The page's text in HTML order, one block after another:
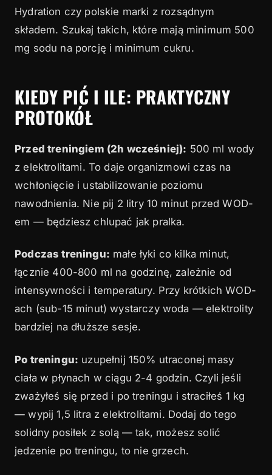
Hydration czy polskie marki z rozsądnym
składem. Szukaj takich, które mają minimum 500
mg sodu na porcję i minimum cukru.
KIEDY PIĆ I ILE: PRAKTYCZNY
PROTOKÓŁ
Przed treningiem (2h wcześniej): 500 ml wody
z elektrolitami. To daje organizmowi czas na
wchłonięcie i ustabilizowanie poziomu
nawodnienia. Nie pij 2 litry 10 minut przed WOD-
em — będziesz chlupać jak pralka.
Podczas treningu: małe łyki co kilka minut,
łącznie 400-800 ml na godzinę, zależnie od
intensywności i temperatury. Przy krótkich WOD-
ach (sub-15 minut) wystarczy woda — elektrolity
bardziej na dłuższe sesje.
Po treningu: uzupełnij 150% utraconej masy
ciała w płynach w ciągu 2-4 godzin. Czyli jeśli
zważyłeś się przed i po treningu i straciłeś 1 kg
— wypij 1,5 litra z elektrolitami. Dodaj do tego
solidny posiłek z solą — tak, możesz solić
jedzenie po treningu, to nie grzech.